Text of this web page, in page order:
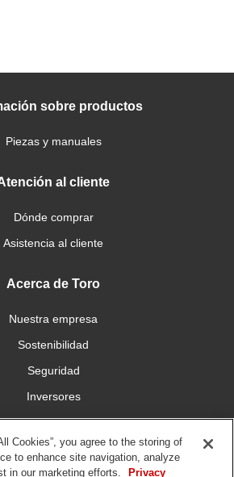
sobre productos
Piezas y manuales
al cliente
Dónde comprar
Asistencia al cliente
Acerca de Toro
Nuestra empresa
Sostenibilidad
Seguridad
Inversores
Trabajo
con nosotros
Cookies”, you agree to the storing of
to enhance site navigation, analyze
in our marketing efforts.
Privacy